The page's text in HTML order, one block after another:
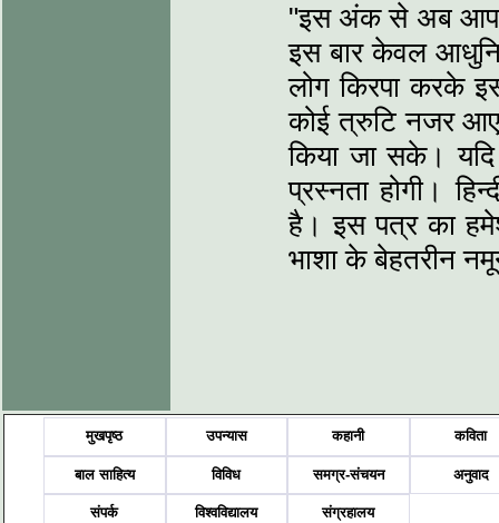
"इस अंक से अब
इस बार केवल
लोग किरपा करके
कोई त्रुटि नजर
किया जा सके।
प्रस्‍नता होगी।
है। इस पत्र का
भाशा के बेहतरीन
मुखपृष्ठ उपन्यास कहानी कविता
बाल साहित्य विविध समग्र-संचयन अनुवाद
संपर्क विश्वविद्यालय संग्रहालय